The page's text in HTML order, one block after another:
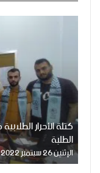
كتلة الأحرار
الطلبة
الإثنين 26 سبتمبر 2022